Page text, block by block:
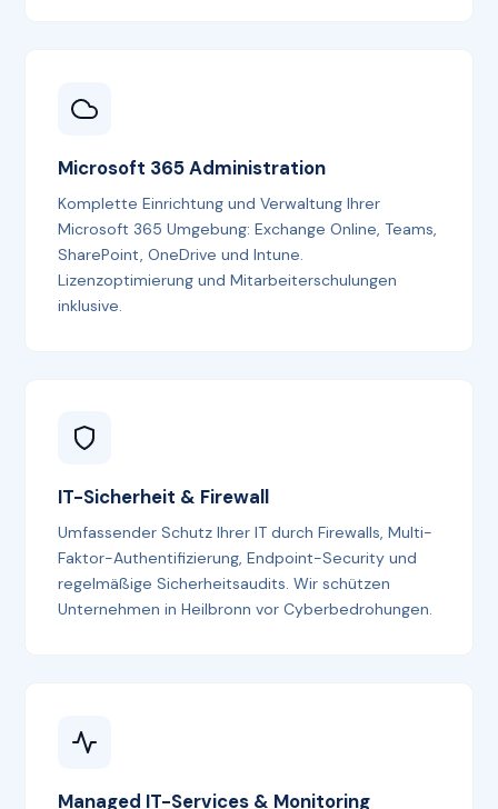
Microsoft 365 Administration
Komplette Einrichtung und Verwaltung Ihrer
Microsoft 365 Umgebung: Exchange Online, Teams,
SharePoint, OneDrive und Intune.
Lizenzoptimierung und Mitarbeiterschulungen
inklusive.
IT-Sicherheit & Firewall
Umfassender Schutz Ihrer IT durch Firewalls, Multi-
Faktor-Authentifizierung, Endpoint-Security und
regelmäßige Sicherheitsaudits. Wir schützen
Unternehmen in Heilbronn vor Cyberbedrohungen.
Managed IT-Services & Monitoring